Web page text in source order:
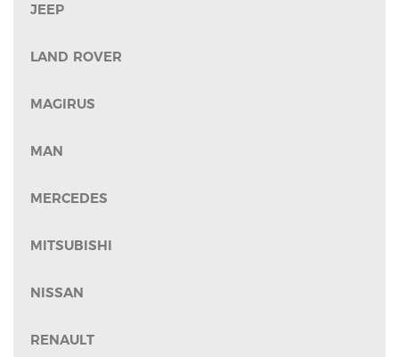
JEEP
LAND ROVER
MAGIRUS
MAN
MERCEDES
MITSUBISHI
NISSAN
RENAULT